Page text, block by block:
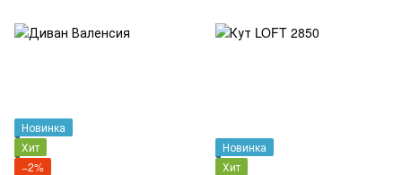
Новинка
Хит
−2%
Новинка
Хит